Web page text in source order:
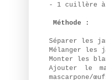
- 1 cuillère
Méthode :
Séparer les
Mélanger les
Monter les
Ajouter le
mascarpone/